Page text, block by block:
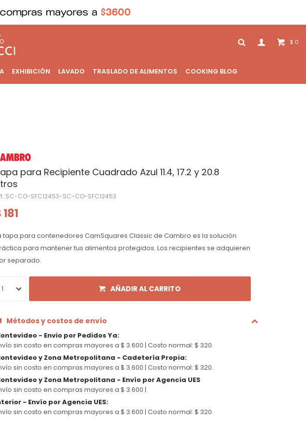
EXHIBICIÓN LAVADO TRASLADO DE ALIMENTOS COOKING BLOG
$ 0
para Recipiente Cuadrado Azul 11.4, 17.2 y 20.8
SC-CO-SFC12453-SC-CO-SFC12453
181
tapa para contenedores CamSquares Classic de Cambro es la solución
para mantener tus alimentos protegidos. Los recipientes se adquieren
separado.
1 AÑADIR AL CARRITO
Métodos y costos de envío
- Envio por Pedidos Ya:
sin costo en compras mayores a $ 3.600 | Costo normal: $ 320.
y Zona Metropolitana - Cadetería Propia:
sin costo en compras mayores a $ 3.600 | Costo normal: $ 320.
y Zona Metropolitana - Envío por Agencia UES
sin costo en compras mayores a $ 3.600 |
- Envío por Agencia UES:
sin costo en compras mayores a $ 3.600 | Costo normal: $ 320.